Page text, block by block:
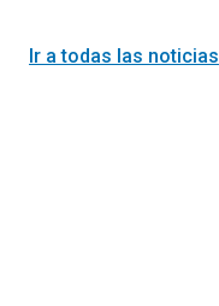
Ir a todas las noticias